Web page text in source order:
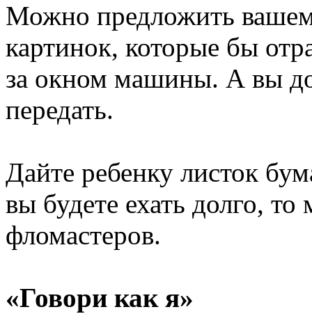
Можно предложить
картинок, которые бы
за окном машины. А вы
передать.
Дайте ребенку листок
вы будете ехать долго,
фломастеров.
«Говори как я»